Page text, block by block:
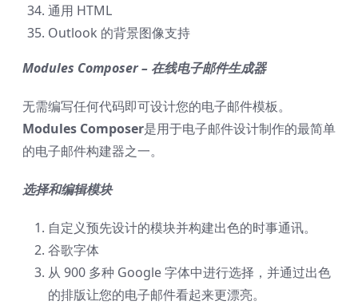
通用 HTML
Outlook 的背景图像支持
Modules Composer – 在线电子邮件生成器
无需编写任何代码即可设计您的电子邮件模板。
Modules Composer是用于电子邮件设计制作的最简单
的电子邮件构建器之一。
选择和编辑模块
自定义预先设计的模块并构建出色的时事通讯。
谷歌字体
从 900 多种 Google 字体中进行选择，并通过出色
的排版让您的电子邮件看起来更漂亮。